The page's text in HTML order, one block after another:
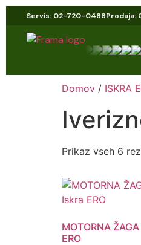
Servis: 02-720-0488Prodaja:
Domov / ISKRA
Prikaz vseh 6
MOTORNA
ERO